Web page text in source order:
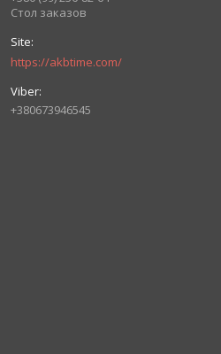
Стол заказов
https://akbtime.com/
+380673946545